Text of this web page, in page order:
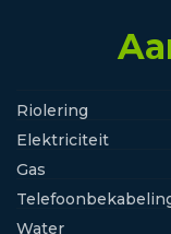
Riolering
Elektriciteit
Gas
Water